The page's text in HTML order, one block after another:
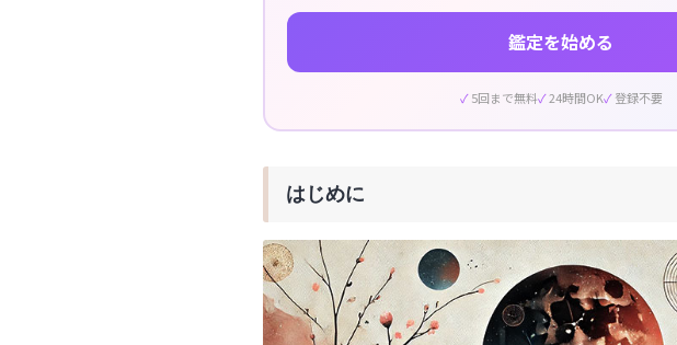
鑑定を始める
5回まで無料 24時間OK 登録不要
はじめに